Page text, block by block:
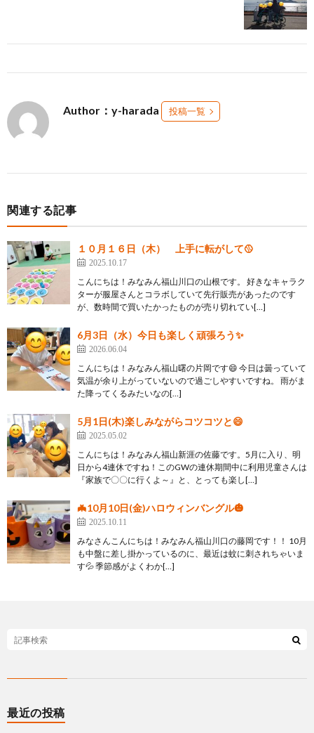
Author：y-harada 投稿一覧
関連する記事
１０月１６日（木） 上手に転がして🥎
2025.10.17
こんにちは！みなみん福山川口の山根です。 好きなキャラク
ターが服屋さんとコラボしていて先行販売があったのです
が、数時間で買いたかったものが売り切れてい[…]
6月3日（水）今日も楽しく頑張ろう✨
2026.06.04
こんにちは！みなみん福山曙の片岡です😄 今日は曇っていて
気温が余り上がっていないので過ごしやすいですね。 雨がま
た降ってくるみたいなの[…]
5月1日(木)楽しみながらコツコツと😄
2025.05.02
こんにちは！みなみん福山新涯の佐藤です。5月に入り、明
日から4連休ですね！このGWの連休期間中に利用児童さんは
『家族で〇〇に行くよ～』と、とっても楽し[…]
🦇10月10日(金)ハロウィンバングル🎃
2025.10.11
みなさんこんにちは！みなみん福山川口の藤岡です！！ 10月
も中盤に差し掛かっているのに、最近は蚊に刺されちゃいま
す💦 季節感がよくわか[…]
最近の投稿